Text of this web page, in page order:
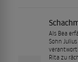
Als Bea
Sohn
Rita zu